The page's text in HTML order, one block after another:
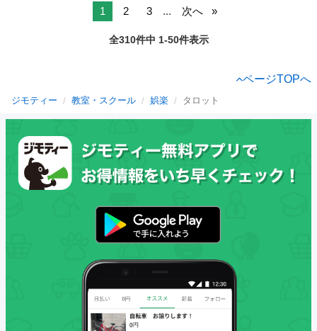
1 2 3 ... 次へ
全310件中 1-50件表示
ページTOPへ
ジモティー 教室・スクール 娯楽 タロット